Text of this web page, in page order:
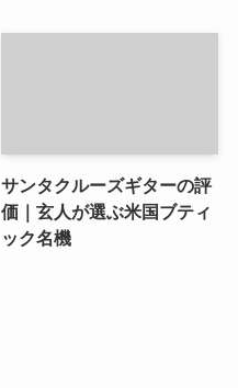
サンタクルーズギターの評
価｜玄人が選ぶ米国ブティ
ック名機